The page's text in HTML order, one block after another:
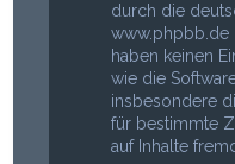
durch die
www.phpbb.de
haben keinen
wie die
insbesondere
für bestimmte
auf Inhalte